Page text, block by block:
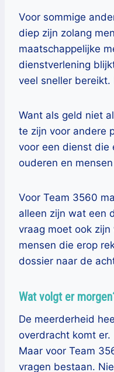
Voor sommige
diep zijn zolang
maatschappelijke
dienstverlening
veel sneller bereikt.
Want als geld niet
te zijn voor andere
voor een dienst die
ouderen en
Voor Team 3560
alleen zijn wat een
vraag moet ook
mensen die erop
dossier naar de
Wat volgt er
De meerderheid
overdracht komt er.
Maar voor Team
vragen bestaan.